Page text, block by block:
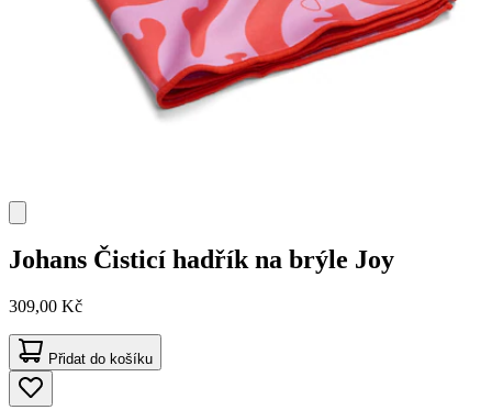
Johans Čisticí hadřík na brýle Joy
309,00 Kč
Přidat do košíku